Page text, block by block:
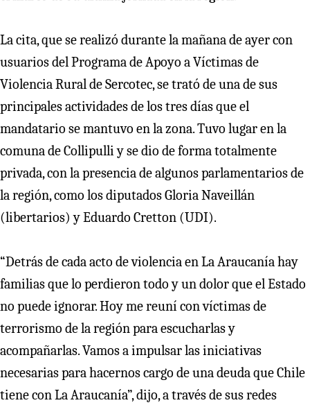
La cita, que se realizó durante la mañana de ayer con
usuarios del Programa de Apoyo a Víctimas de
Violencia Rural de Sercotec, se trató de una de sus
principales actividades de los tres días que el
mandatario se mantuvo en la zona. Tuvo lugar en la
comuna de Collipulli y se dio de forma totalmente
privada, con la presencia de algunos parlamentarios de
la región, como los diputados Gloria Naveillán
(libertarios) y Eduardo Cretton (UDI).
“Detrás de cada acto de violencia en La Araucanía hay
familias que lo perdieron todo y un dolor que el Estado
no puede ignorar. Hoy me reuní con víctimas de
terrorismo de la región para escucharlas y
acompañarlas. Vamos a impulsar las iniciativas
necesarias para hacernos cargo de una deuda que Chile
tiene con La Araucanía”, dijo, a través de sus redes